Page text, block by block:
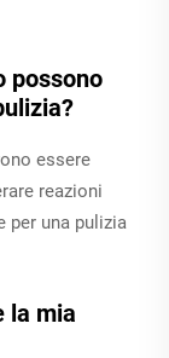
possono
essere
reazioni
per una pulizia
la mia